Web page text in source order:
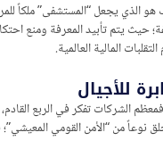
هو الذي يجعل “المستشفى”
حيث يتم تأبيد المعرفة ومنع
المالية العالمية.
للأجيال
الشركات تفكر في الربع
نوعاً من “الأمن القومي